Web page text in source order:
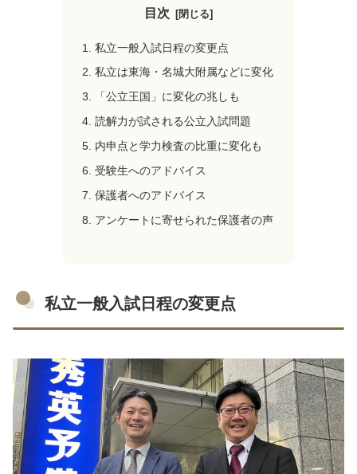
目次
私立一般入試日程の変更点
私立は東海・名城大附属などに変化
「公立王国」に変化の兆しも
読解力が試される公立入試問題
内申点と学力検査の比重に変化も
受験生へのアドバイス
保護者へのアドバイス
アンケートに寄せられた保護者の声
私立一般入試日程の変更点